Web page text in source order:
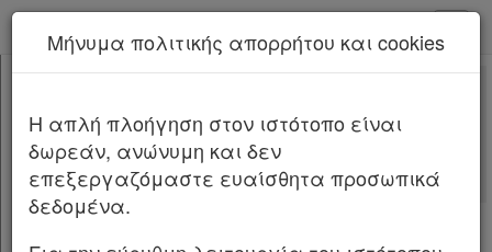
Κεφαλίδα
Σώμα [-]
Άρθρο 1
Άρθρο 2
Νέα υπηρεσία Kodiko Assistant.Περισσότερα
ΦΕΚ Δ 33/04.02.2025
Έγκριση τοπικού ρυμοτομικού σχεδίου σε
Μήνυμα πολιτικής απορρήτου και cookies
H απλή πλοήγηση στον ιστότοπο είναι
δωρεάν, ανώνυμη και δεν
επεξεργαζόμαστε ευαίσθητα προσωπικά
δεδομένα.